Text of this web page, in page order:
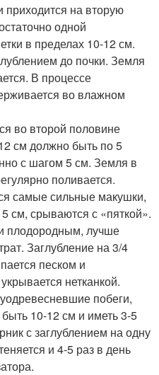
на вторую
одной
в пределах 10-12 см.
до почки. Земля
В процессе
во влажном
во второй половине
см должно быть по 5
с шагом 5 см. Земля в
поливается.
самые сильные макушки,
см, срываются с «пяткой».
плодородным, лучше
Заглубление на 3/4
песком и
нетканкой.
побеги,
10-12 см и иметь 3-5
с заглублением на одну
и 4-5 раз в день